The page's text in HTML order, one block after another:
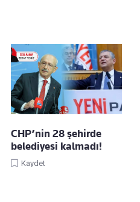
CHP’nin 28 şehirde
belediyesi kalmadı!
Kaydet